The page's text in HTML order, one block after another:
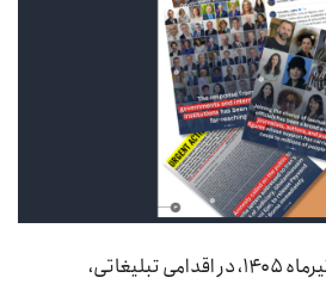
تشکیلات بهایی در اواسط تیرماه ۱۴۰۵، در اقدامی تبلیغاتی،